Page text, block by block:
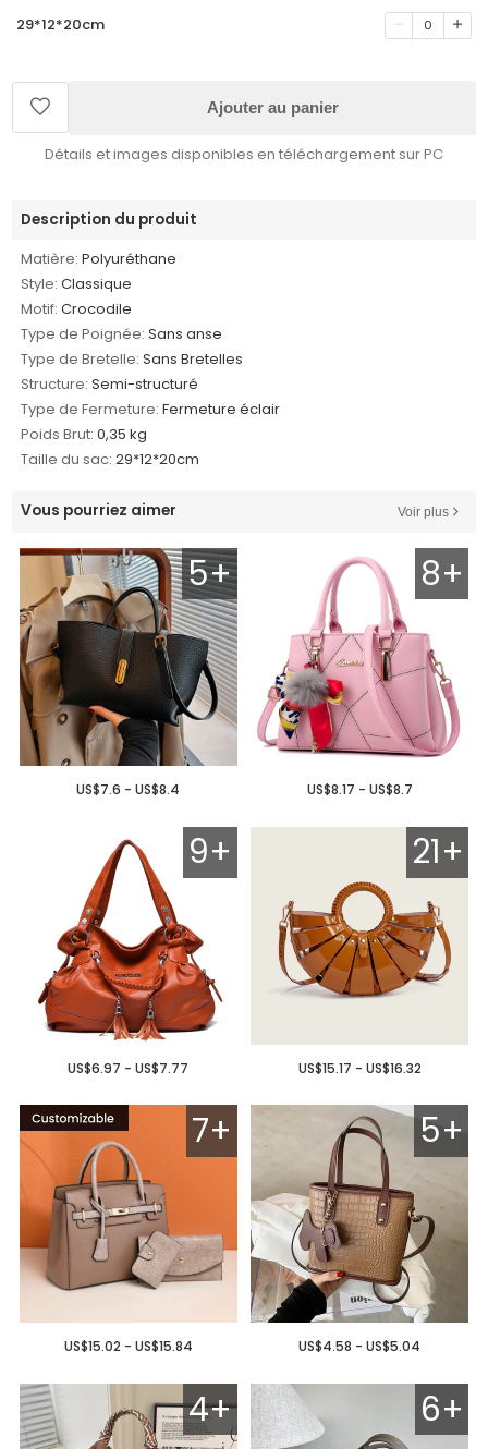
29*12*20cm 0
Ajouter au panier
Détails et images disponibles en téléchargement sur PC
Description du produit
Matière: Polyuréthane
Style: Classique
Motif: Crocodile
Type de Poignée: Sans anse
Type de Bretelle: Sans Bretelles
Structure: Semi-structuré
Type de Fermeture: Fermeture éclair
Poids Brut: 0,35 kg
Taille du sac: 29*12*20cm
Vous pourriez aimer Voir plus
5+
US$7.6 - US$8.4
8+
US$8.17 - US$8.7
9+
US$6.97 - US$7.77
21+
US$15.17 - US$16.32
7+
US$15.02 - US$15.84
5+
US$4.58 - US$5.04
4+ 6+